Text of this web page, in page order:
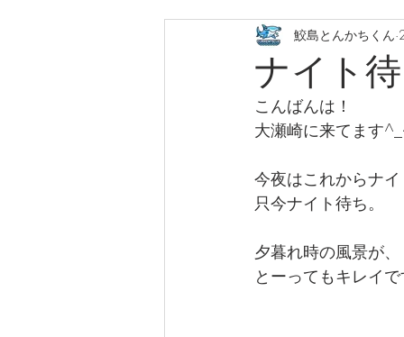
ナイト
鮫島とんかちくん
こんばんは！
大瀬崎に来てます
今夜はこれからナ
只今ナイト待ち。
夕暮れ時の風景が、
とーってもキレイ